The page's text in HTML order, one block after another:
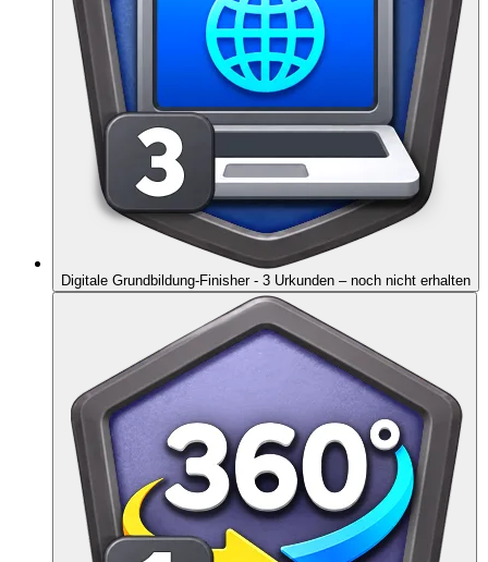
Digitale Grundbildung-Finisher - 3 Urkunden – noch nicht erhalten